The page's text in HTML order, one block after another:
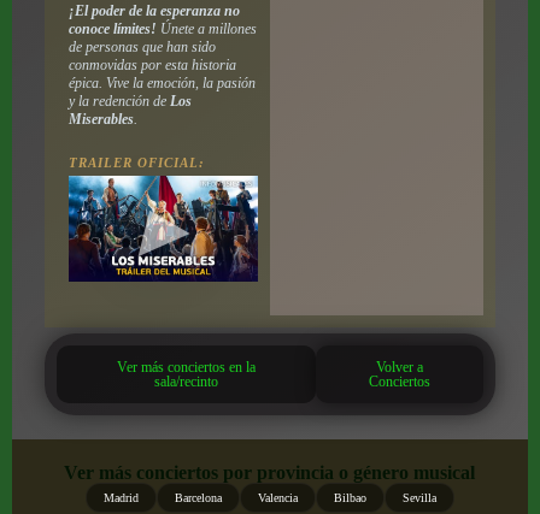
¡El poder de la esperanza no
conoce límites! Únete a millones
de personas que han sido
conmovidas por esta historia
épica. Vive la emoción, la pasión
y la redención de Los
Miserables.
TRAILER OFICIAL:
Ver más conciertos en la
sala/recinto
Volver a
Conciertos
Ver más conciertos por provincia o género musical
Madrid Barcelona Valencia Bilbao Sevilla